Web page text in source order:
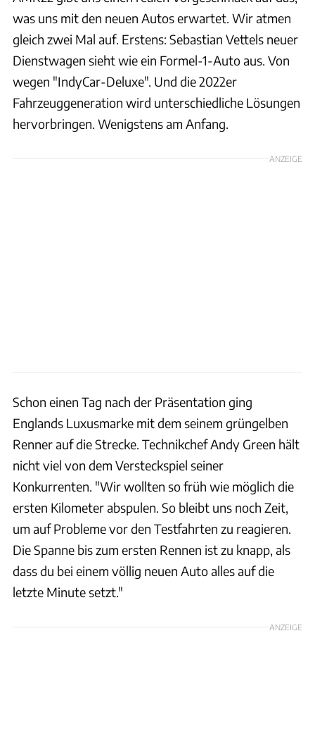
was uns mit den neuen Autos erwartet. Wir atmen
gleich zwei Mal auf. Erstens: Sebastian Vettels neuer
Dienstwagen sieht wie ein Formel-1-Auto aus. Von
wegen "IndyCar-Deluxe". Und die 2022er
Fahrzeuggeneration wird unterschiedliche Lösungen
hervorbringen. Wenigstens am Anfang.
ANZEIGE
Schon einen Tag nach der Präsentation ging
Englands Luxusmarke mit dem seinem grüngelben
Renner auf die Strecke. Technikchef Andy Green hält
nicht viel von dem Versteckspiel seiner
Konkurrenten. "Wir wollten so früh wie möglich die
ersten Kilometer abspulen. So bleibt uns noch Zeit,
um auf Probleme vor den Testfahrten zu reagieren.
Die Spanne bis zum ersten Rennen ist zu knapp, als
dass du bei einem völlig neuen Auto alles auf die
letzte Minute setzt."
ANZEIGE